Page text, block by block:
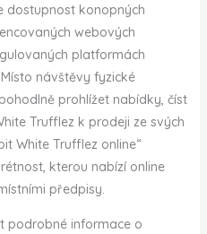
dostupnost konopných
webových
platformách
návštěvy fyzické
prohlížet nabídky, číst
Trufflez k prodeji ze svých
White Trufflez online“
kterou nabízí online
předpisy.
podrobné informace o